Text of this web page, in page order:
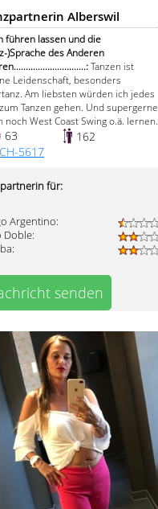
Alberswil
führen lassen und die
)Sprache des Anderen
Tanzen ist
Leidenschaft, besonders
Am liebsten würden ich jedes
Tanzen gehen. Und supergerne
noch West Coast Swing o.ä. lernen.
63
162
CH-5617
für:
Argentino:
Doble:
senden